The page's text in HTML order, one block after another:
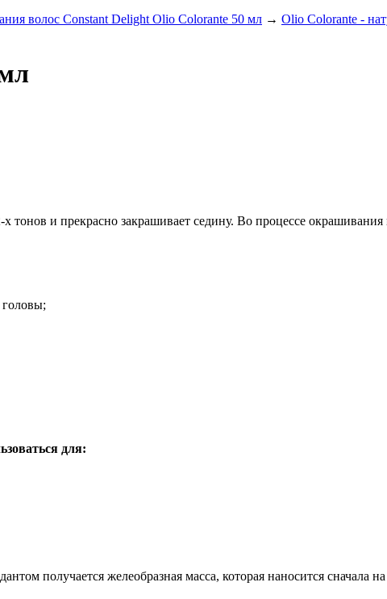
волос Constant Delight Olio Colorante 50 мл → Olio Colorante -
х тонов и прекрасно закрашивает седину. Во процессе
для:
получается желеобразная масса, которая наносится сначала